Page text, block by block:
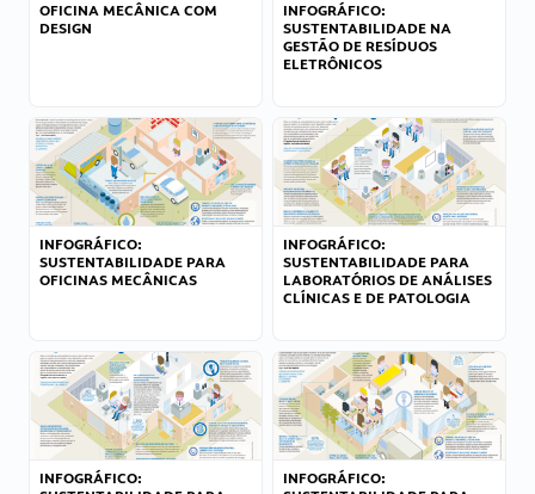
OFICINA MECÂNICA COM
DESIGN
INFOGRÁFICO:
SUSTENTABILIDADE NA
GESTÃO DE RESÍDUOS
ELETRÔNICOS
INFOGRÁFICO:
SUSTENTABILIDADE PARA
OFICINAS MECÂNICAS
INFOGRÁFICO:
SUSTENTABILIDADE PARA
LABORATÓRIOS DE ANÁLISES
CLÍNICAS E DE PATOLOGIA
INFOGRÁFICO:
INFOGRÁFICO: